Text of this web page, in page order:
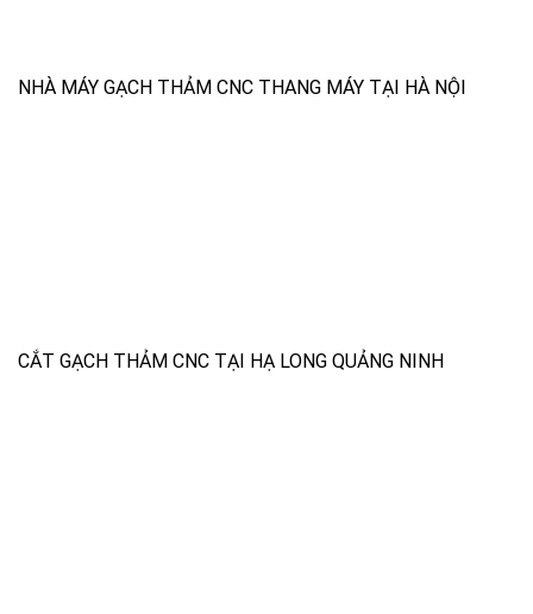
NHÀ MÁY GẠCH THẢM CNC THANG MÁY TẠI HÀ NỘI
CẮT GẠCH THẢM CNC TẠI HẠ LONG QUẢNG NINH